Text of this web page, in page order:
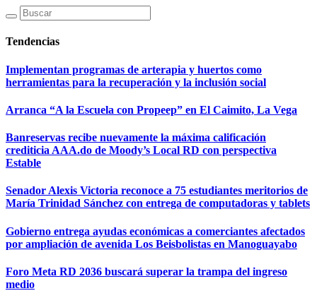
Tendencias
Implementan programas de arterapia y huertos como
herramientas para la recuperación y la inclusión social
Arranca “A la Escuela con Propeep” en El Caimito, La Vega
Banreservas recibe nuevamente la máxima calificación
crediticia AAA.do de Moody’s Local RD con perspectiva
Estable
Senador Alexis Victoria reconoce a 75 estudiantes meritorios de
María Trinidad Sánchez con entrega de computadoras y tablets
Gobierno entrega ayudas económicas a comerciantes afectados
por ampliación de avenida Los Beisbolistas en Manoguayabo
Foro Meta RD 2036 buscará superar la trampa del ingreso
medio